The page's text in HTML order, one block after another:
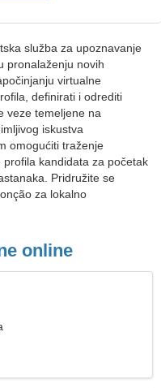
služba za upoznavanje
pronalaženju novih
virtualne
definirati i odrediti
veze temeljene na
iskustva
omogućiti traženje
kandidata za početak
Pridružite se
za lokalno
online